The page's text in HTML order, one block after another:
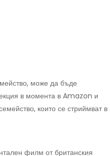
може да бъде
в момента в Amazon и
които се стриймват в
филм от британския